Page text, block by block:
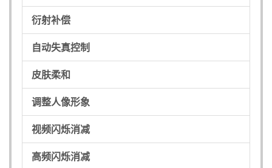
衍射补偿
自动失真控制
皮肤柔和
调整人像形象
视频闪烁消减
高频闪烁消减